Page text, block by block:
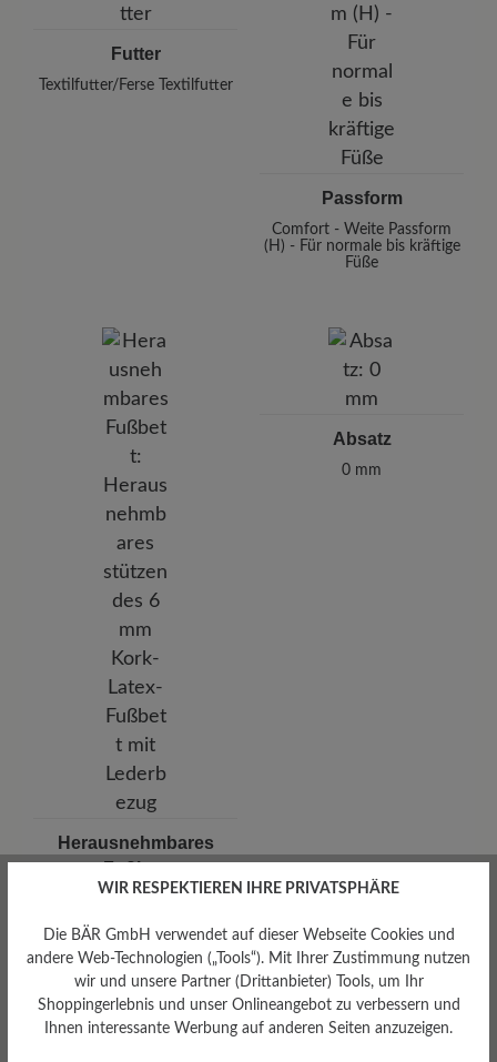
Futter
Textilfutter/Ferse Textilfutter
Passform
Comfort - Weite Passform
(H) - Für normale bis kräftige
Füße
Herausnehmbares
Fußbett
Lederbezug
Absatz
0 mm
WIR RESPEKTIEREN IHRE PRIVATSPHÄRE
Die BÄR GmbH verwendet auf dieser Webseite Cookies und
andere Web-Technologien („Tools“). Mit Ihrer Zustimmung nutzen
wir und unsere Partner (Drittanbieter) Tools, um Ihr
Shoppingerlebnis und unser Onlineangebot zu verbessern und
Ihnen interessante Werbung auf anderen Seiten anzuzeigen.